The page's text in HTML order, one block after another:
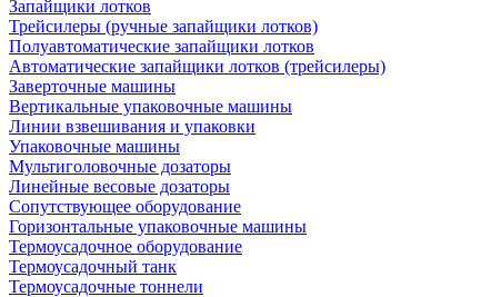
Запайщики лотков
Трейсилеры (ручные запайщики лотков)
Полуавтоматические запайщики лотков
Автоматические запайщики лотков (трейсилеры)
Заверточные машины
Вертикальные упаковочные машины
Линии взвешивания и упаковки
Упаковочные машины
Мультиголовочные дозаторы
Линейные весовые дозаторы
Сопутствующее оборудование
Горизонтальные упаковочные машины
Термоусадочное оборудование
Термоусадочный танк
Термоусадочные тоннели